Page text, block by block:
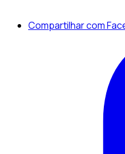
Compartilhar com